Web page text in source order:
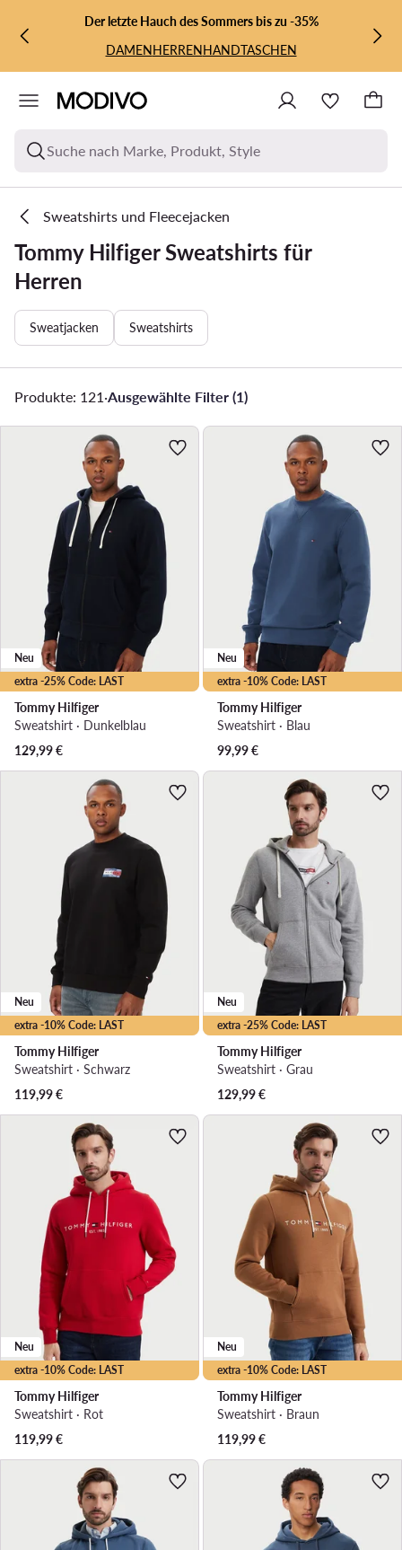
ZUM HAUPTINHALT SPRINGEN
ZUR SUCHEDer letzte Hauch des Sommers bis zu -35%
DAMENHERRENHANDTASCHEN
Suche nach Marke, Produkt, Style
Sweatshirts und Fleecejacken
Tommy Hilfiger Sweatshirts für
Herren
Sweatjacken Sweatshirts
Produkte: 121 ·Ausgewählte Filter (1)
extra -25% Code: LAST
Neu
Tommy Hilfiger
Sweatshirt · Dunkelblau
129,99€
extra -10% Code: LAST
Neu
Tommy Hilfiger
Sweatshirt · Blau
99,99€
extra -10% Code: LAST
Neu
Tommy Hilfiger
Sweatshirt · Schwarz
119,99€
extra -25% Code: LAST
Neu
Tommy Hilfiger
Sweatshirt · Grau
129,99€
extra -10% Code: LAST
Neu
Tommy Hilfiger
Sweatshirt · Rot
119,99€
extra -10% Code: LAST
Neu
Tommy Hilfiger
Sweatshirt · Braun
119,99€